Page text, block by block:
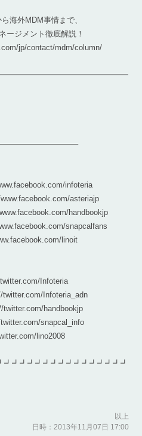
外MDM事情まで、
メント徹底解説！
jp/contact/mdm/column/
infoteria
asteriajp
handbookjp
snapcalfans
linoit
Infoteria
Infoteria_adn
handbookjp
snapcal_info
lino2008
以上
日時：2013年11月07日 17:00